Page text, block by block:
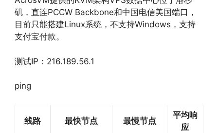
矶，直连PCCW Backbone和中国电信美国端口，
目前只能搭建Linux系统，不支持Windows，支持
支付宝付款。
测试IP：216.189.56.1
ping
线路 最快节点 最慢节点
平均响
应